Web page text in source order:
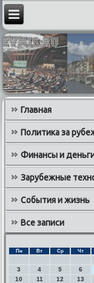
Главная
Политика за
Финансы и
Зарубежные
События и жизнь
Все записи
Пн Вт Ср Чт
3
4 5 6
10
11 12 13